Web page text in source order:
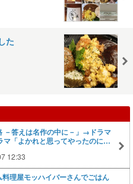
た
－答えは名作の中に－」→ドラマ
マ「よかれと思ってやったのに
12:33
理屋モッハイバーさんでごはん